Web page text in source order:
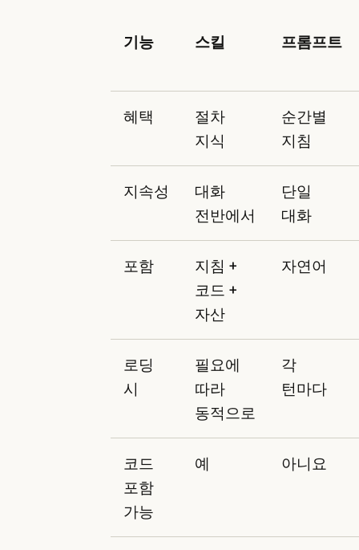
기능 스킬 프롬프트
혜택
절차
지식
순간별
지침
지속성
대화
전반에서
단일
대화
포함
지침 +
코드 +
자산
자연어
로딩
시
필요에
따라
동적으로
각
턴마다
코드
포함
가능
예 아니요